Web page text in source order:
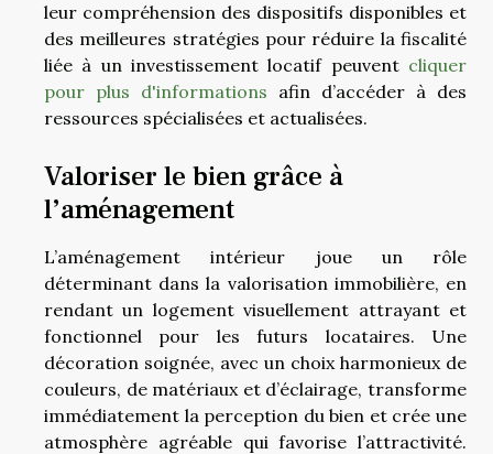
leur compréhension des dispositifs disponibles et
des meilleures stratégies pour réduire la fiscalité
liée à un investissement locatif peuvent cliquer
pour plus d'informations afin d’accéder à des
ressources spécialisées et actualisées.
Valoriser le bien grâce à
l’aménagement
L’aménagement intérieur joue un rôle
déterminant dans la valorisation immobilière, en
rendant un logement visuellement attrayant et
fonctionnel pour les futurs locataires. Une
décoration soignée, avec un choix harmonieux de
couleurs, de matériaux et d’éclairage, transforme
immédiatement la perception du bien et crée une
atmosphère agréable qui favorise l’attractivité.